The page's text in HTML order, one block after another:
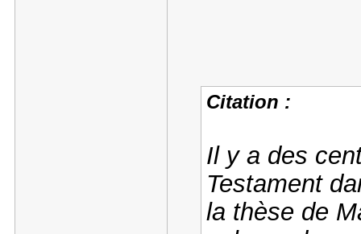
Citation :
Il y a des
Testament
la thèse de